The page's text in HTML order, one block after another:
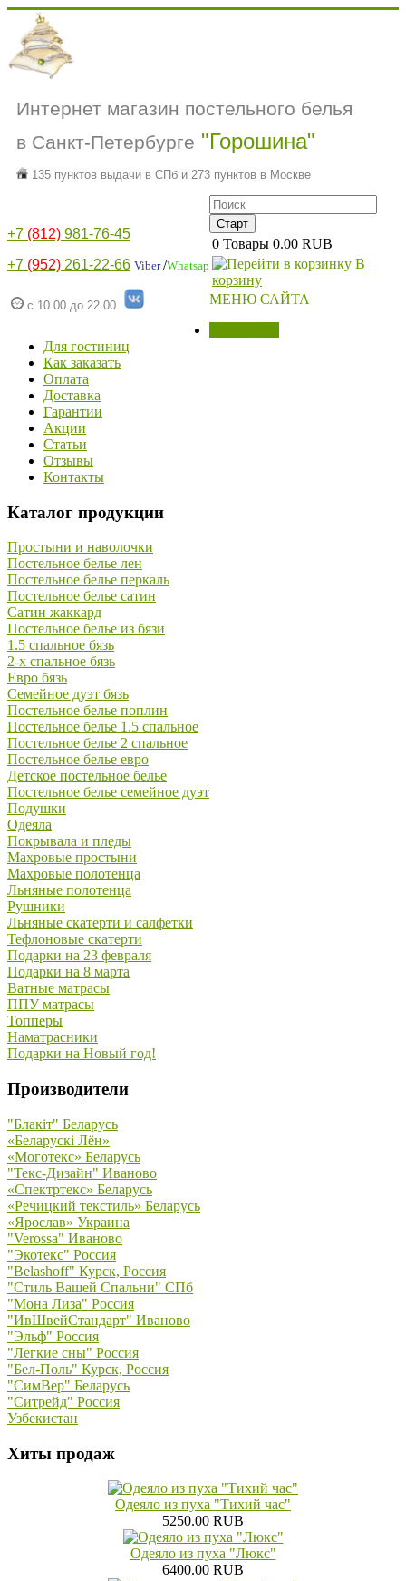
Интернет магазин постельного белья
в Санкт-Петербурге "Горошина"
135 пунктов выдачи в СПб и 273 пунктов в Москве
+7 (812) 981-76-45
+7 (952) 261-22-66 Viber/Whatsap
с 10.00 до 22.00
0 Товары 0.00 RUB
В
корзину
МЕНЮ САЙТА
Для гостиниц
Как заказать
Оплата
Доставка
Гарантии
Акции
Статьи
Отзывы
Контакты
Каталог продукции
Простыни и наволочки
Постельное белье лен
Постельное белье перкаль
Постельное белье сатин
Сатин жаккард
Постельное белье из бязи
1.5 спальное бязь
2-х спальное бязь
Евро бязь
Семейное дуэт бязь
Постельное белье поплин
Постельное белье 1.5 спальное
Постельное белье 2 спальное
Постельное белье евро
Детское постельное белье
Постельное белье семейное дуэт
Подушки
Одеяла
Покрывала и пледы
Махровые простыни
Махровые полотенца
Льняные полотенца
Рушники
Льняные скатерти и салфетки
Тефлоновые скатерти
Подарки на 23 февраля
Подарки на 8 марта
Ватные матрасы
ППУ матрасы
Топперы
Наматрасники
Подарки на Новый год!
Производители
"Блакiт" Беларусь
«Беларускi Лён»
«Моготекс» Беларусь
"Текс-Дизайн" Иваново
«Спектртекс» Беларусь
«Речицкий текстиль» Беларусь
«Ярослав» Украина
"Verossa" Иваново
"Экотекс" Россия
"Belashoff" Курск, Россия
"Стиль Вашей Спальни" СПб
"Мона Лиза" Россия
"ИвШвейСтандарт" Иваново
"Эльф" Россия
"Легкие сны" Россия
"Бел-Поль" Курск, Россия
"СимВер" Беларусь
"Ситрейд" Россия
Узбекистан
Хиты продаж
Одеяло из пуха "Тихий час"
5250.00 RUB
Одеяло из пуха "Люкс"
6400.00 RUB